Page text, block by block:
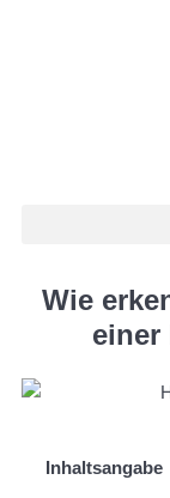
Wie
einer
Inhaltsangabe